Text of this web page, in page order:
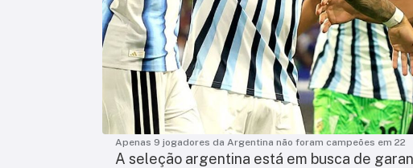
Apenas 9 jogadores da Argentina não foram campeões em 22
A seleção argentina está em busca de